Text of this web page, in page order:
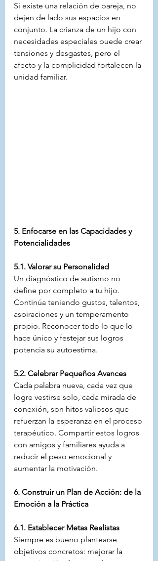
Si existe una relación de pareja, no
dejen de lado sus espacios en
conjunto. La crianza de un hijo con
necesidades especiales puede crear
tensiones y desgastes, pero el
afecto y la complicidad fortalecen la
unidad familiar.
5. Enfocarse en las Capacidades y
Potencialidades
5.1. Valorar su Personalidad
Un diagnóstico de autismo no
define por completo a tu hijo.
Continúa teniendo gustos, talentos,
aspiraciones y un temperamento
propio. Reconocer todo lo que lo
hace único y festejar sus logros
potencia su autoestima.
5.2. Celebrar Pequeños Avances
Cada palabra nueva, cada vez que
logre vestirse solo, cada mirada de
conexión, son hitos valiosos que
refuerzan la esperanza en el proceso
terapéutico. Compartir estos logros
con amigos y familiares ayuda a
reducir el peso emocional y
aumentar la motivación.
6. Construir un Plan de Acción: de la
Emoción a la Práctica
6.1. Establecer Metas Realistas
Siempre es bueno plantearse
objetivos concretos: mejorar la